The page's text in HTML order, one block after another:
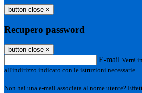
button close ×
Recupero password
button close ×
E-mail Verrà
all'indirizzo indicato con le istruzioni necessarie.
Non hai una e-mail associata al nome utente?